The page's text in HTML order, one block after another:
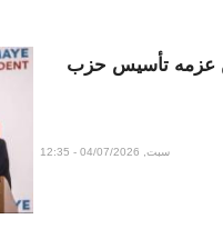
عزمه تأسيس حزب
سبت, 04/07/2026 - 12:35